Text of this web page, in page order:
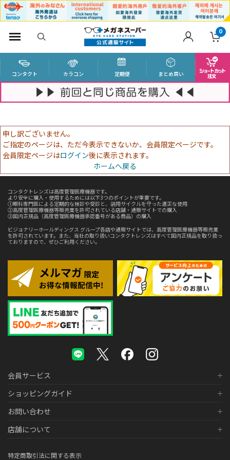
0
コンタクト カラコン 定期便 まとめ買い
申し訳ございません。
ご指定のページは、ただ今表示できないか、会員限定ページです。
会員限定ページはログイン後に表示されます。
ホームへ戻る
コンタクトレンズは高度管理医療機器です。
より安全に購入・使用するためには以下3つのポイントが重要です。
①眼科専門医による定期的な検診や受診と、装用サイクルを守った適正な使用
②高度管理医療機器等販売業を許可されている店舗・通販サイトでの購入
③国内正規品（高度管理医療機器承認番号がある商品）の購入
ビジョナリーホールディングス グループ各店や通販サイトでは、高度管理医療機器等販売業
を許可されています。また、当社の取り扱いコンタクトレンズはすべて国内正規品を取り扱っ
ておりますので、ぜひご利用ください。
会員サービス
ショッピングガイド
お問い合わせ
店舗について
特定商取引法に関する表示